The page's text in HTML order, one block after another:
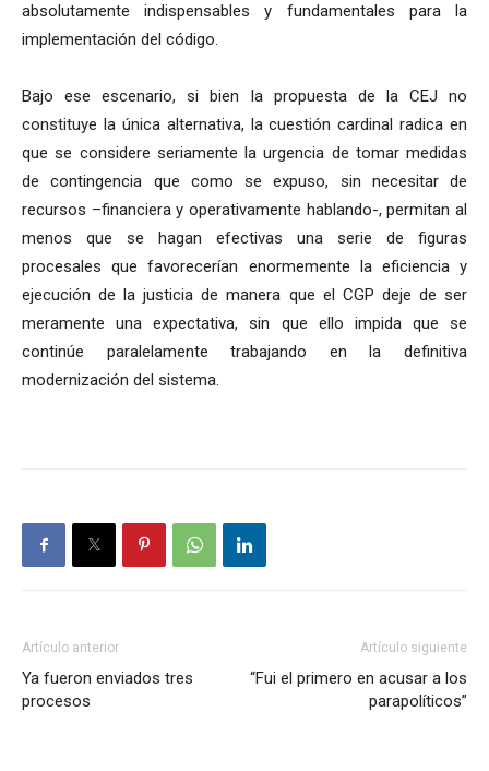
absolutamente indispensables y fundamentales para la
implementación del código.
Bajo ese escenario, si bien la propuesta de la CEJ no
constituye la única alternativa, la cuestión cardinal radica en
que se considere seriamente la urgencia de tomar medidas
de contingencia que como se expuso, sin necesitar de
recursos –financiera y operativamente hablando-, permitan al
menos que se hagan efectivas una serie de figuras
procesales que favorecerían enormemente la eficiencia y
ejecución de la justicia de manera que el CGP deje de ser
meramente una expectativa, sin que ello impida que se
continúe paralelamente trabajando en la definitiva
modernización del sistema.
Artículo anterior
Ya fueron enviados tres
procesos
Artículo siguiente
“Fui el primero en acusar a los
parapolíticos”